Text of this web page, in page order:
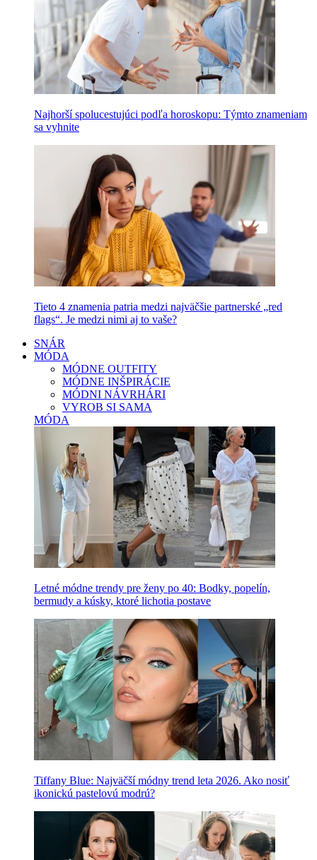
Najhorší spolucestujúci podľa horoskopu: Týmto znameniam
sa vyhnite
Tieto 4 znamenia patria medzi najväčšie partnerské „red
flags“. Je medzi nimi aj to vaše?
SNÁR
MÓDA
MÓDNE OUTFITY
MÓDNE INŠPIRÁCIE
MÓDNI NÁVRHÁRI
VYROB SI SAMA
MÓDA
Letné módne trendy pre ženy po 40: Bodky, popelín,
bermudy a kúsky, ktoré lichotia postave
Tiffany Blue: Najväčší módny trend leta 2026. Ako nosiť
ikonickú pastelovú modrú?